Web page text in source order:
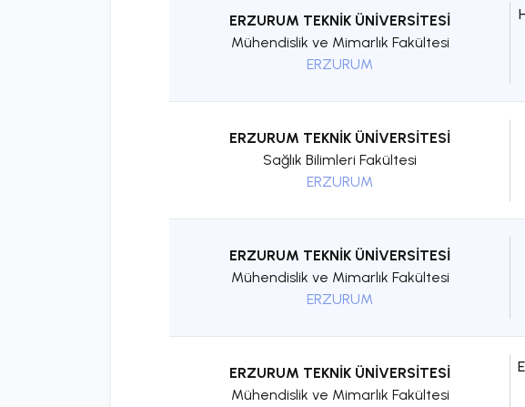
ERZURUM TEKNİK ÜNİVERSİTESİ
Mühendislik ve Mimarlık Fakültesi
ERZURUM
ERZURUM TEKNİK ÜNİVERSİTESİ
Sağlık Bilimleri Fakültesi
ERZURUM
ERZURUM TEKNİK ÜNİVERSİTESİ
Mühendislik ve Mimarlık Fakültesi
ERZURUM
ERZURUM TEKNİK ÜNİVERSİTESİ
Mühendislik ve Mimarlık Fakültesi